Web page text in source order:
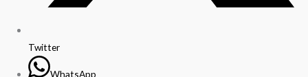
Twitter
WhatsApp